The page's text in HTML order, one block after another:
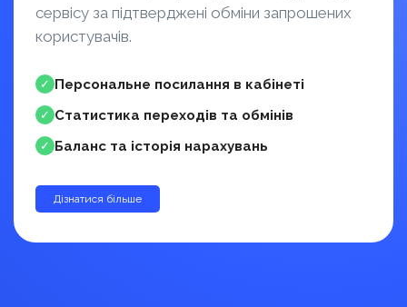
сервісу за підтверджені обміни запрошених
користувачів.
✓ Персональне посилання в кабінеті
✓ Статистика переходів та обмінів
✓ Баланс та історія нарахувань
Дізнатися більше